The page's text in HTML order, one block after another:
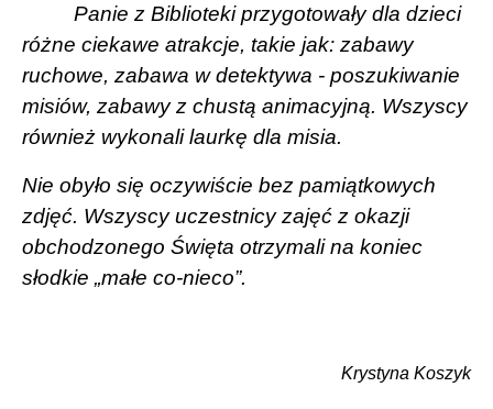
Panie z Biblioteki przygotowały dla dzieci
różne ciekawe atrakcje, takie jak: zabawy
ruchowe, zabawa w detektywa - poszukiwanie
misiów, zabawy z chustą animacyjną. Wszyscy
również wykonali laurkę dla misia.
Nie obyło się oczywiście bez pamiątkowych
zdjęć. Wszyscy uczestnicy zajęć z okazji
obchodzonego Święta otrzymali na koniec
słodkie „małe co-nieco”.
Krystyna Koszyk